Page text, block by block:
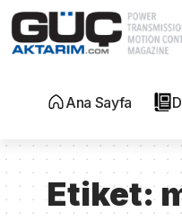
Ana Sayfa
Etiket: